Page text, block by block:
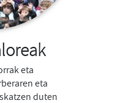
eta
eta
duten